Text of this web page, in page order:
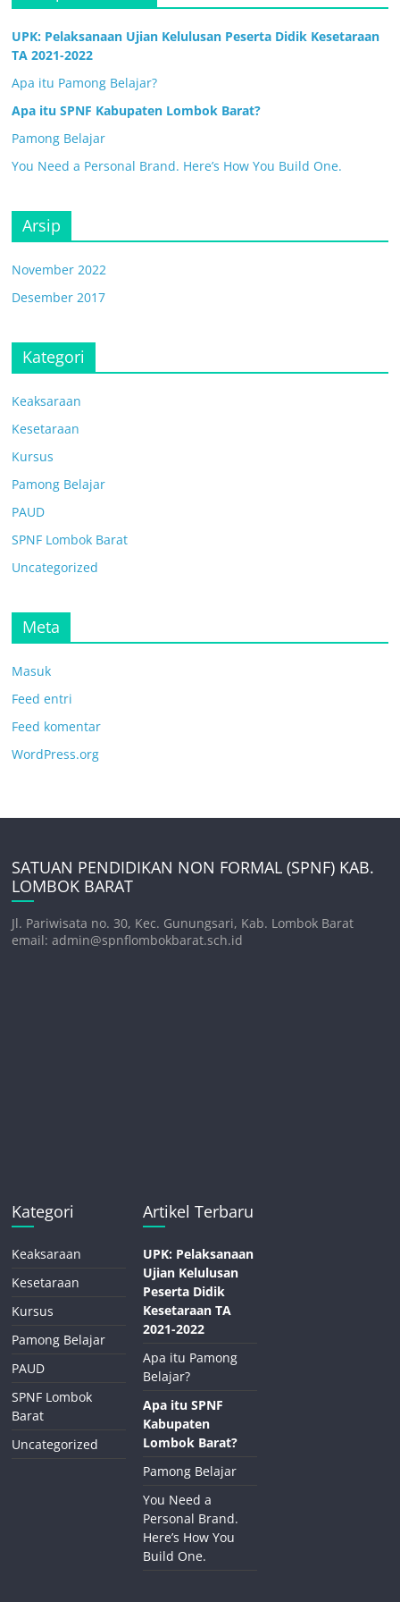
UPK: Pelaksanaan Ujian Kelulusan Peserta Didik Kesetaraan
TA 2021-2022
Apa itu Pamong Belajar?
Apa itu SPNF Kabupaten Lombok Barat?
Pamong Belajar
You Need a Personal Brand. Here’s How You Build One.
Arsip
November 2022
Desember 2017
Kategori
Keaksaraan
Kesetaraan
Kursus
Pamong Belajar
PAUD
SPNF Lombok Barat
Uncategorized
Meta
Masuk
Feed entri
Feed komentar
WordPress.org
SATUAN PENDIDIKAN NON FORMAL (SPNF) KAB.
LOMBOK BARAT
Jl. Pariwisata no. 30, Kec. Gunungsari, Kab. Lombok Barat
email: admin@spnflombokbarat.sch.id
Kategori
Keaksaraan
Kesetaraan
Kursus
Pamong Belajar
PAUD
SPNF Lombok
Barat
Uncategorized
Artikel Terbaru
UPK: Pelaksanaan
Ujian Kelulusan
Peserta Didik
Kesetaraan TA
2021-2022
Apa itu Pamong
Belajar?
Apa itu SPNF
Kabupaten
Lombok Barat?
Pamong Belajar
You Need a
Personal Brand.
Here’s How You
Build One.